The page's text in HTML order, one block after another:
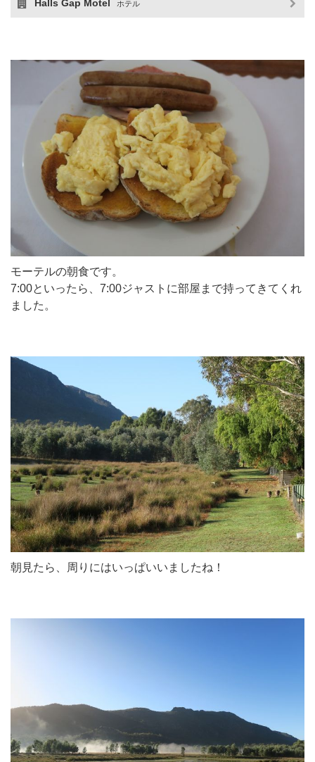
Halls Gap Motel ホテル
モーテルの朝食です。
7:00といったら、7:00ジャストに部屋まで持ってきてくれ
ました。
朝見たら、周りにはいっぱいいましたね！